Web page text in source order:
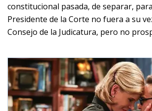
constitucional pasada, de separar,
Presidente de la Corte no fuera a su
Consejo de la Judicatura, pero no